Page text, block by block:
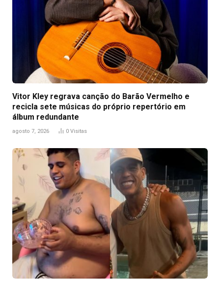
Vitor Kley regrava canção do Barão Vermelho e
recicla sete músicas do próprio repertório em
álbum redundante
agosto 7, 2026 0 Visitas